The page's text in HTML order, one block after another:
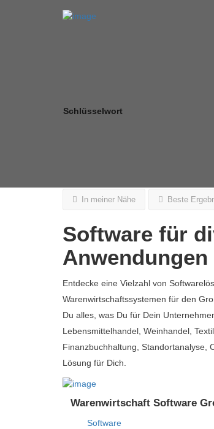
Schlüsselwort
In meiner Nähe Beste
Software für
Anwendungen
Entdecke eine Vielzahl von
Warenwirtschaftssystemen für den
Du alles, was Du für Dein
Lebensmittelhandel, Weinhandel,
Finanzbuchhaltung, Standortanalyse,
Lösung für Dich.
Warenwirtschaft Software
Software